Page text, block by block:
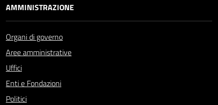
AMMINISTRAZIONE
Organi di governo
Aree amministrative
Uffici
Enti e Fondazioni
Politici